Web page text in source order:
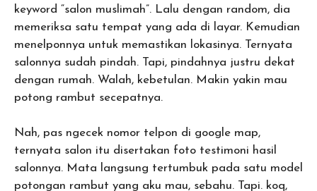
keyword “salon muslimah”. Lalu dengan random, dia
memeriksa satu tempat yang ada di layar. Kemudian
menelponnya untuk memastikan lokasinya. Ternyata
salonnya sudah pindah. Tapi, pindahnya justru dekat
dengan rumah. Walah, kebetulan. Makin yakin mau
potong rambut secepatnya.
Nah, pas ngecek nomor telpon di google map,
ternyata salon itu disertakan foto testimoni hasil
salonnya. Mata langsung tertumbuk pada satu model
potongan rambut yang aku mau, sebahu. Tapi. koq,